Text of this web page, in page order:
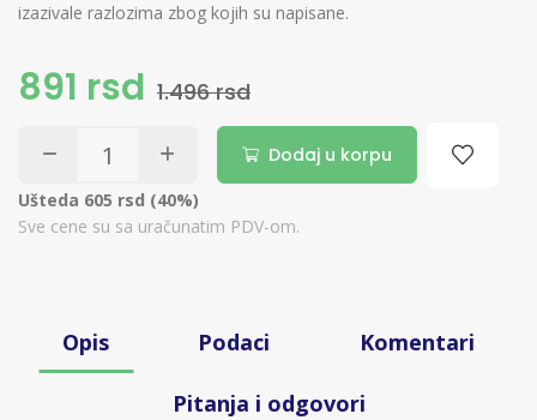
izazivale razlozima zbog kojih su napisane.
891 rsd 1.496 rsd
Dodaj u korpu
Ušteda 605 rsd (40%)
Sve cene su sa uračunatim PDV-om.
Opis Podaci Komentari
Pitanja i odgovori